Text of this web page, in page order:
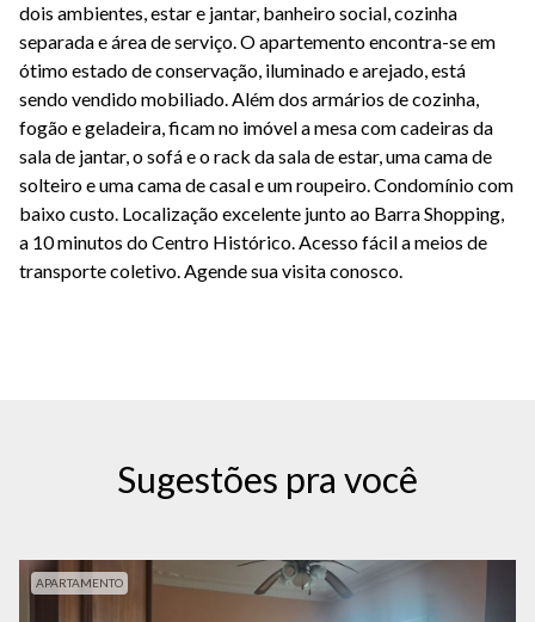
dois ambientes, estar e jantar, banheiro social, cozinha
separada e área de serviço. O apartemento encontra-se em
ótimo estado de conservação, iluminado e arejado, está
sendo vendido mobiliado. Além dos armários de cozinha,
fogão e geladeira, ficam no imóvel a mesa com cadeiras da
sala de jantar, o sofá e o rack da sala de estar, uma cama de
solteiro e uma cama de casal e um roupeiro. Condomínio com
baixo custo. Localização excelente junto ao Barra Shopping,
a 10 minutos do Centro Histórico. Acesso fácil a meios de
transporte coletivo. Agende sua visita conosco.
Sugestões pra você
APARTAMENTO